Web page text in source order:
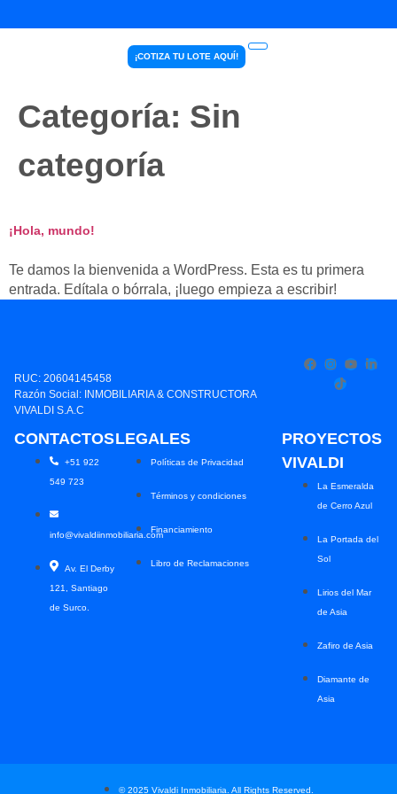
¡COTIZA TU LOTE AQUÍ!
Categoría: Sin
categoría
¡Hola, mundo!
Te damos la bienvenida a WordPress. Esta es tu primera
entrada. Edítala o bórrala, ¡luego empieza a escribir!
RUC: 20604145458
Razón Social: INMOBILIARIA & CONSTRUCTORA
VIVALDI S.A.C
CONTACTOS
+51 922
549 723
info@vivaldiinmobiliaria.com
Av. El Derby
121, Santiago
de Surco.
LEGALES
Políticas de Privacidad
Términos y condiciones
Financiamiento
Libro de Reclamaciones
PROYECTOS
VIVALDI
La Esmeralda
de Cerro Azul
La Portada del
Sol
Lirios del Mar
de Asia
Zafiro de Asia
Diamante de
Asia
© 2025 Vivaldi Inmobiliaria. All Rights Reserved.